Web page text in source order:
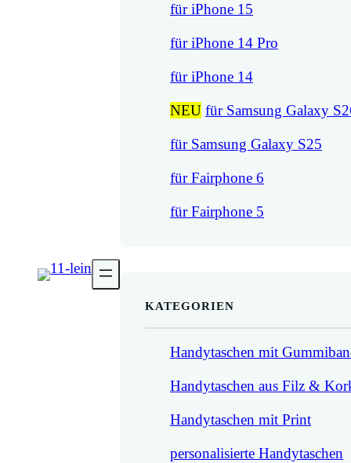
für iPhone 15
für iPhone 14 Pro
für iPhone 14
NEU für Samsung Galaxy
für Samsung Galaxy S25
für Fairphone 6
für Fairphone 5
KATEGORIEN
Handytaschen mit
Handytaschen aus Filz &
Handytaschen mit Print
personalisierte Handytaschen